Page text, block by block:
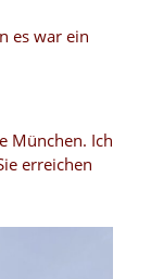
es war ein
München. Ich
erreichen